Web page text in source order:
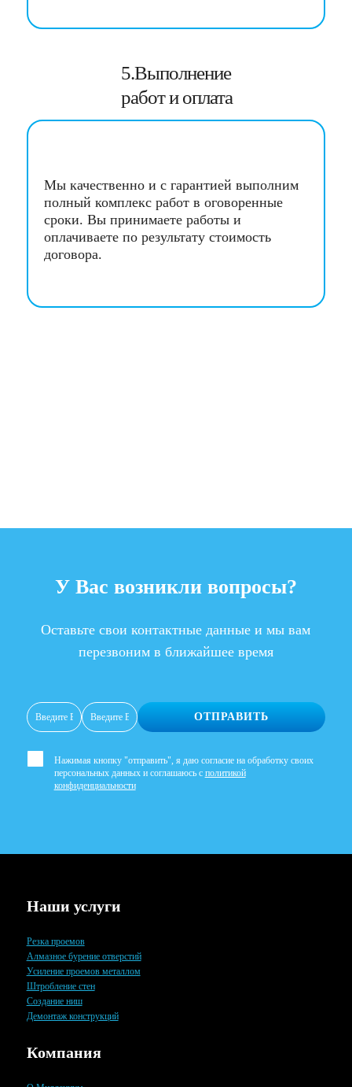
5.Выполнение
работ и оплата
Мы качественно и с гарантией выполним
полный комплекс работ в оговоренные
сроки. Вы принимаете работы и
оплачиваете по результату стоимость
договора.
У Вас возникли вопросы?
Оставьте свои контактные данные и мы вам
перезвоним в ближайшее время
ОТПРАВИТЬ
Нажимая кнопку "отправить", я даю согласие на обработку своих
персональных данных и соглашаюсь с политикой
конфиденциальности
Наши услуги
Резка проемов
Алмазное бурение отверстий
Усиление проемов металлом
Штробление стен
Создание ниш
Демонтаж конструкций
Компания